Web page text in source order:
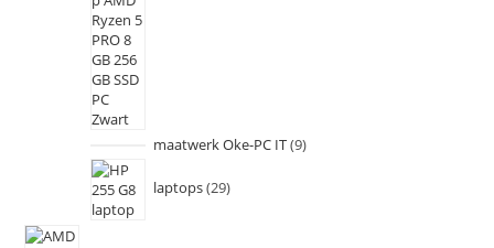
maatwerk Oke-PC IT 9
laptops 29